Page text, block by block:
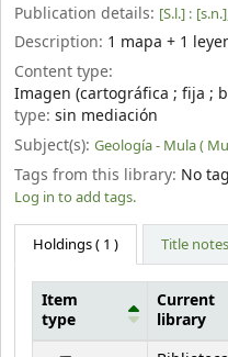
Publication details: [S.l.] :
Description: 1 mapa + 1
Content type:
Imagen (cartográfica ; fija ;
type: sin mediación
Subject(s): Geología - Mula (
Tags from this library: No
Log in to add tags.
Holdings( 1 ) Title
Holdings
Item
type
Current
library